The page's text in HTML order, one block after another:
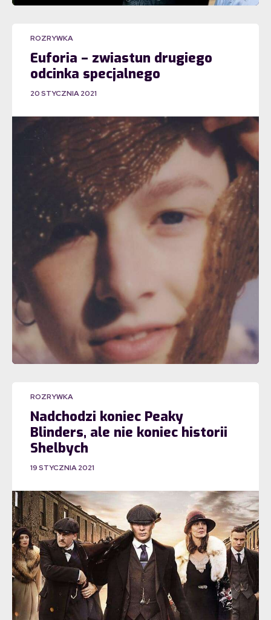
ROZRYWKA
Euforia – zwiastun drugiego
odcinka specjalnego
20 STYCZNIA 2021
ROZRYWKA
Nadchodzi koniec Peaky
Blinders, ale nie koniec historii
Shelbych
19 STYCZNIA 2021